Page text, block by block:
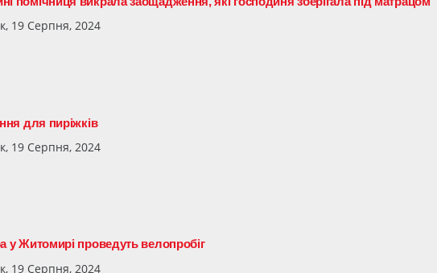
19 Серпня, 2024
для пиріжків
19 Серпня, 2024
у Житомирі проведуть велопробіг
19 Серпня, 2024